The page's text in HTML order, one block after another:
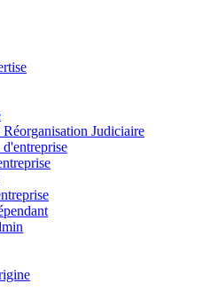
Réorganisation Judiciaire